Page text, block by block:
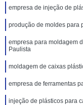
empresa de injeção de
produção de moldes para
empresa para moldagem
Paulista
moldagem de caixas
empresa de ferramentas
injeção de plásticos para